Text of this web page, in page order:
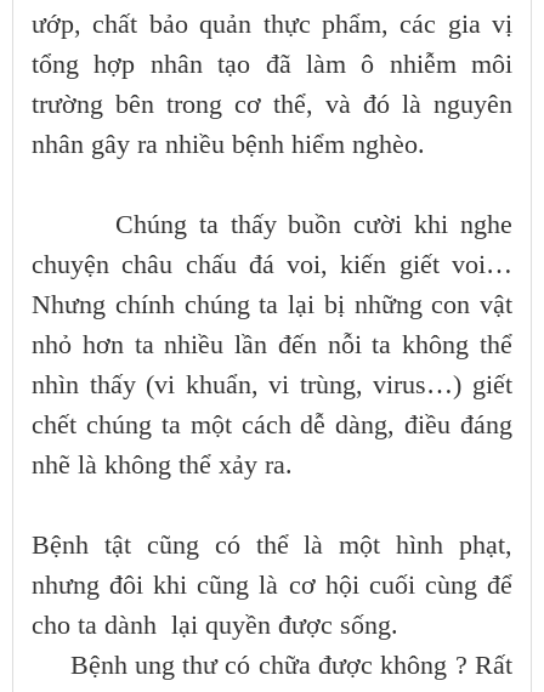
ướp, chất bảo quản thực phẩm, các gia vị
tổng hợp nhân tạo đã làm ô nhiễm môi
trường bên trong cơ thể, và đó là nguyên
nhân gây ra nhiều bệnh hiểm nghèo.
Chúng ta thấy buồn cười khi nghe
chuyện châu chấu đá voi, kiến giết voi…
Nhưng chính chúng ta lại bị những con vật
nhỏ hơn ta nhiều lần đến nỗi ta không thể
nhìn thấy (vi khuẩn, vi trùng, virus…) giết
chết chúng ta một cách dễ dàng, điều đáng
nhẽ là không thể xảy ra.
Bệnh tật cũng có thể là một hình phạt,
nhưng đôi khi cũng là cơ hội cuối cùng để
cho ta dành lại quyền được sống.
Bệnh ung thư có chữa được không ? Rất